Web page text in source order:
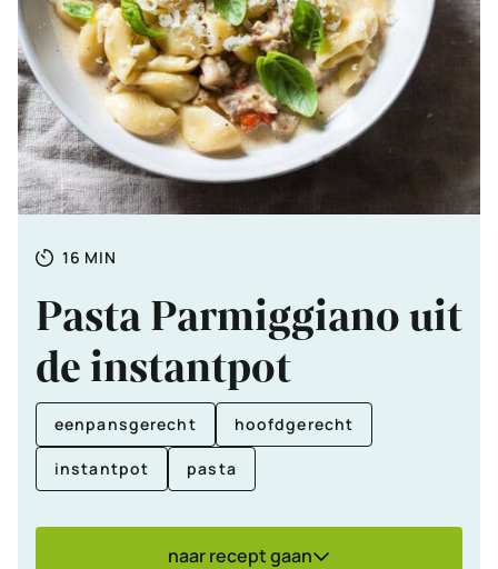
Totale
16 MINUTEN
MIN
Pasta Parmiggiano uit
de instantpot
eenpansgerecht hoofdgerecht
instantpot pasta
naar recept gaan